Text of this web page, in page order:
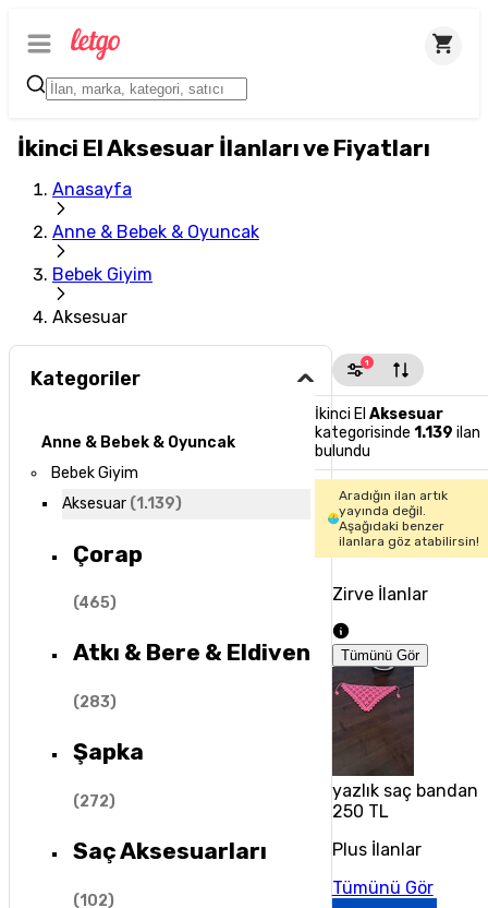
İkinci El Aksesuar İlanları ve Fiyatları
Anasayfa
Anne & Bebek & Oyuncak
Bebek Giyim
Aksesuar
Kategoriler
Anne & Bebek & Oyuncak
Bebek Giyim
Aksesuar(1.139)
Çorap
(465)
Atkı & Bere & Eldiven
(283)
Şapka
(272)
Saç Aksesuarları
(102)
1
İkinci El Aksesuar
kategorisinde 1.139 ilan
bulundu
Aradığın ilan artık
yayında değil.
Aşağıdaki benzer
ilanlara göz atabilirsin!
Zirve İlanlar
Tümünü Gör
yazlık saç bandana
250 TL
Plus İlanlar
Tümünü Gör